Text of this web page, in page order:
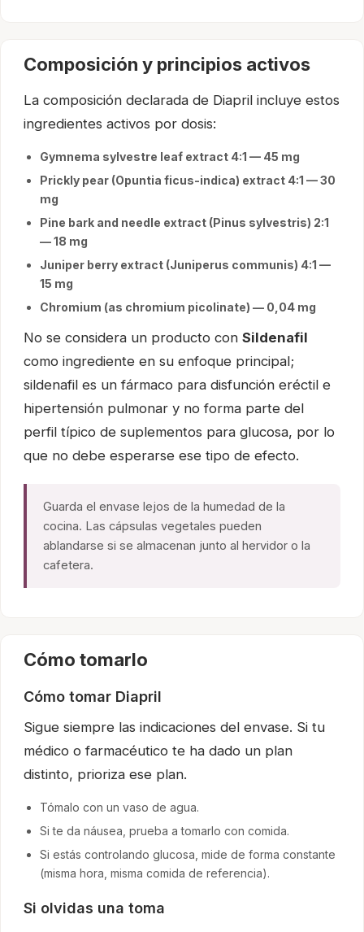
Composición y principios activos
La composición declarada de Diapril incluye estos
ingredientes activos por dosis:
Gymnema sylvestre leaf extract 4:1 — 45 mg
Prickly pear (Opuntia ficus-indica) extract 4:1 — 30
mg
Pine bark and needle extract (Pinus sylvestris) 2:1
— 18 mg
Juniper berry extract (Juniperus communis) 4:1 —
15 mg
Chromium (as chromium picolinate) — 0,04 mg
No se considera un producto con Sildenafil
como ingrediente en su enfoque principal;
sildenafil es un fármaco para disfunción eréctil e
hipertensión pulmonar y no forma parte del
perfil típico de suplementos para glucosa, por lo
que no debe esperarse ese tipo de efecto.
Guarda el envase lejos de la humedad de la
cocina. Las cápsulas vegetales pueden
ablandarse si se almacenan junto al hervidor o la
cafetera.
Cómo tomarlo
Cómo tomar Diapril
Sigue siempre las indicaciones del envase. Si tu
médico o farmacéutico te ha dado un plan
distinto, prioriza ese plan.
Tómalo con un vaso de agua.
Si te da náusea, prueba a tomarlo con comida.
Si estás controlando glucosa, mide de forma constante
(misma hora, misma comida de referencia).
Si olvidas una toma